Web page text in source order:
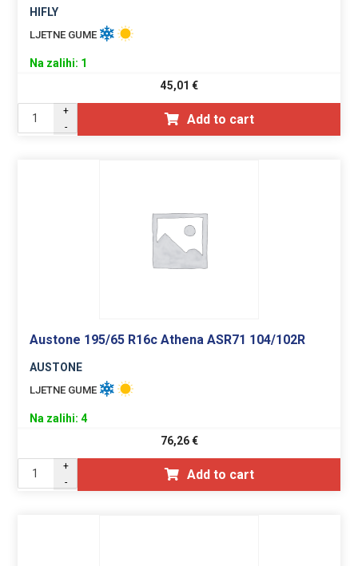
HIFLY
LJETNE GUME
Na zalihi: 1
45,01 €
+
-
Add to cart
Austone 195/65 R16c Athena ASR71 104/102R
AUSTONE
LJETNE GUME
Na zalihi: 4
76,26€
+
-
Add to cart